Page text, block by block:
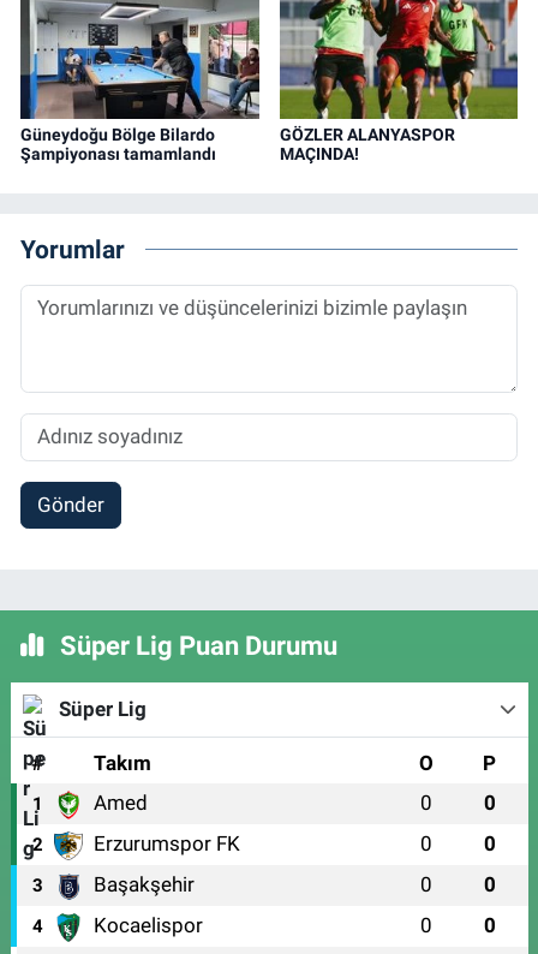
Güneydoğu Bölge Bilardo
Şampiyonası tamamlandı
GÖZLER ALANYASPOR
MAÇINDA!
Yorumlar
Gönder
Süper Lig Puan Durumu
Süper Lig
# Takım O P
1 Amed 0 0
2 Erzurumspor FK 0 0
3 Başakşehir 0 0
4 Kocaelispor 0 0